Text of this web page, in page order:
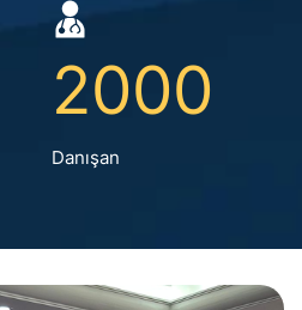
2000
Danışan